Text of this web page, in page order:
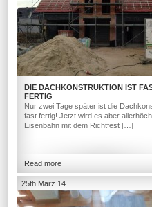
DIE DACHKONSTRUKTION IST
FERTIG
Nur zwei Tage später ist die
fast fertig! Jetzt wird es aber
Eisenbahn mit dem Richtfest […]
Read more
25th März 14